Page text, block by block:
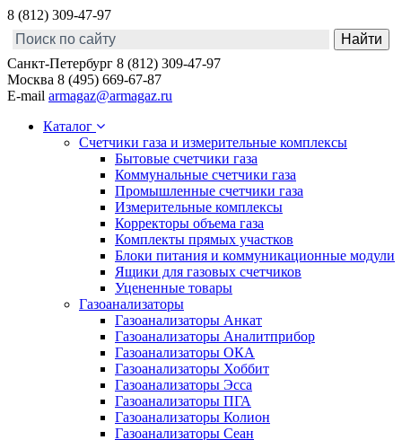
8 (812) 309-47-97
Санкт-Петербург 8 (812) 309-47-97
Москва 8 (495) 669-67-87
E-mail armagaz@armagaz.ru
Каталог
Счетчики газа и измерительные комплексы
Бытовые счетчики газа
Коммунальные счетчики газа
Промышленные счетчики газа
Измерительные комплексы
Корректоры объема газа
Комплекты прямых участков
Блоки питания и коммуникационные модули
Ящики для газовых счетчиков
Уцененные товары
Газоанализаторы
Газоанализаторы Анкат
Газоанализаторы Аналитприбор
Газоанализаторы ОКА
Газоанализаторы Хоббит
Газоанализаторы Эсса
Газоанализаторы ПГА
Газоанализаторы Колион
Газоанализаторы Сеан